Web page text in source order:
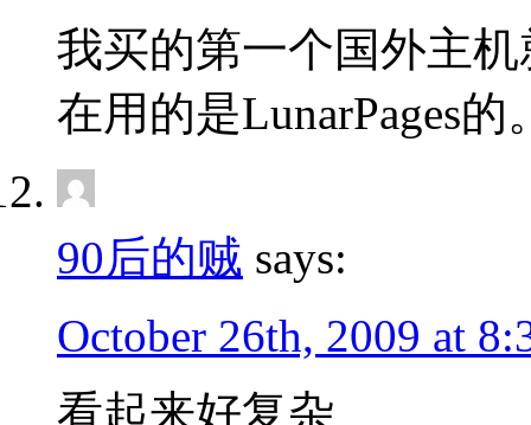
我买的第一个国外主
在用的是LunarPages
90后的贼 says:
October 26th, 2009 at
看起来好复杂